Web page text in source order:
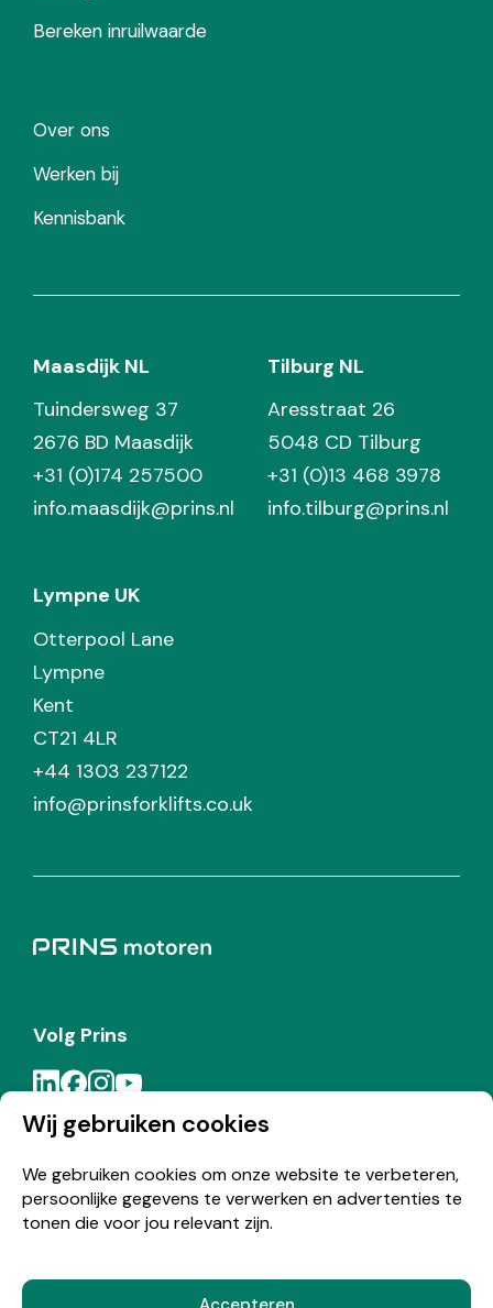
Wij gebruiken cookies
We gebruiken cookies om onze website te verbeteren,
persoonlijke gegevens te verwerken en advertenties te
tonen die voor jou relevant zijn.
Bereken inruilwaarde
Over ons
Werken bij
Kennisbank
Maasdijk NL
Tuindersweg 37
2676 BD Maasdijk
+31 (0)174 257500
info.maasdijk@prins.nl
Tilburg NL
Aresstraat 26
5048 CD Tilburg
+31 (0)13 468 3978
info.tilburg@prins.nl
Lympne UK
Otterpool Lane
Lympne
Kent
CT21 4LR
+44 1303 237122
info@prinsforklifts.co.uk
Volg Prins
Meld je aan voor de Prins nieuwsbrief